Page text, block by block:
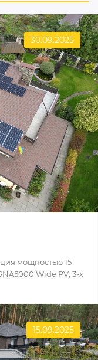
30.09.2025
мощностью 15
Wide PV, 3-х
15.09.2025